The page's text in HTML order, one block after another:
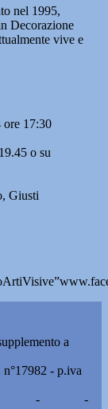
nel 1995,
Decorazione
vive e
17:30
o su
Giusti
a
- p.iva
-
-